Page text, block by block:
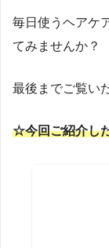
毎日使うヘアケ
てみませんか？
最後までご覧い
☆今回ご紹介し